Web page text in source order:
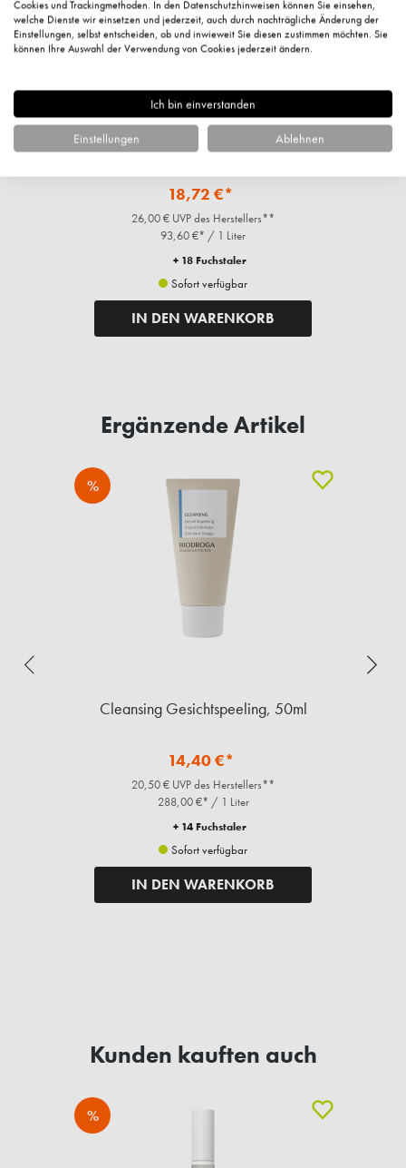
Cleansing Reinigungsmilch, 200ml
18,72 €*
26,00 € UVP des Herstellers**
93,60 €* / 1 Liter
+ 18 Fuchstaler
Sofort verfügbar
IN DEN WARENKORB
Ergänzende Artikel
%
Cleansing Gesichtspeeling, 50ml
14,40 €*
20,50 € UVP des Herstellers**
288,00 €* / 1 Liter
+ 14 Fuchstaler
Sofort verfügbar
IN DEN WARENKORB
Kunden kauften auch
%
Cookies und Trackingmethoden. In den Datenschutzhinweisen können Sie einsehen,
welche Dienste wir einsetzen und jederzeit, auch durch nachträgliche Änderung der
Einstellungen, selbst entscheiden, ob und inwieweit Sie diesen zustimmen möchten. Sie
können Ihre Auswahl der Verwendung von Cookies jederzeit ändern.
Ich bin einverstanden
Einstellungen Ablehnen